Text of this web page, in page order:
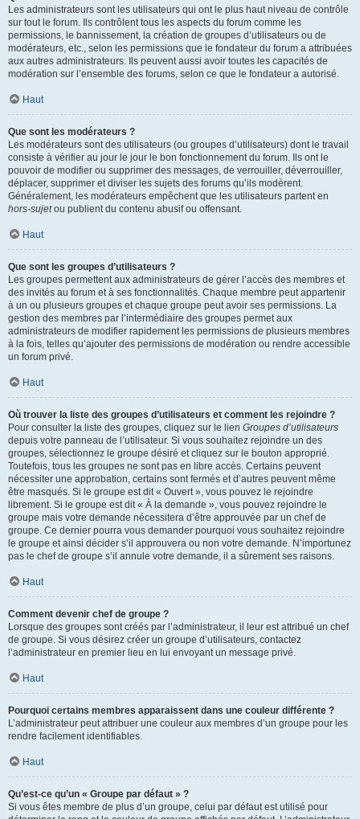
Les administrateurs sont les utilisateurs qui ont le plus haut niveau de contrôle
sur tout le forum. Ils contrôlent tous les aspects du forum comme les
permissions, le bannissement, la création de groupes d’utilisateurs ou de
modérateurs, etc., selon les permissions que le fondateur du forum a attribuées
aux autres administrateurs. Ils peuvent aussi avoir toutes les capacités de
modération sur l’ensemble des forums, selon ce que le fondateur a autorisé.
Haut
Que sont les modérateurs ?
Les modérateurs sont des utilisateurs (ou groupes d’utilisateurs) dont le travail
consiste à vérifier au jour le jour le bon fonctionnement du forum. Ils ont le
pouvoir de modifier ou supprimer des messages, de verrouiller, déverrouiller,
déplacer, supprimer et diviser les sujets des forums qu’ils modèrent.
Généralement, les modérateurs empêchent que les utilisateurs partent en
hors-sujetou publient du contenu abusif ou offensant.
Haut
Que sont les groupes d’utilisateurs ?
Les groupes permettent aux administrateurs de gérer l’accès des membres et
des invités au forum et à ses fonctionnalités. Chaque membre peut appartenir
à un ou plusieurs groupes et chaque groupe peut avoir ses permissions. La
gestion des membres par l’intermédiaire des groupes permet aux
administrateurs de modifier rapidement les permissions de plusieurs membres
à la fois, telles qu’ajouter des permissions de modération ou rendre accessible
un forum privé.
Haut
Où trouver la liste des groupes d’utilisateurs et comment les rejoindre ?
Pour consulter la liste des groupes, cliquez sur le lien Groupes d’utilisateurs
depuis votre panneau de l’utilisateur. Si vous souhaitez rejoindre un des
groupes, sélectionnez le groupe désiré et cliquez sur le bouton approprié.
Toutefois, tous les groupes ne sont pas en libre accès. Certains peuvent
nécessiter une approbation, certains sont fermés et d’autres peuvent même
être masqués. Si le groupe est dit « Ouvert », vous pouvez le rejoindre
librement. Si le groupe est dit « À la demande », vous pouvez rejoindre le
groupe mais votre demande nécessitera d’être approuvée par un chef de
groupe. Ce dernier pourra vous demander pourquoi vous souhaitez rejoindre
le groupe et ainsi décider s’il approuvera ou non votre demande. N’importunez
pas le chef de groupe s’il annule votre demande, il a sûrement ses raisons.
Haut
Comment devenir chef de groupe ?
Lorsque des groupes sont créés par l’administrateur, il leur est attribué un chef
de groupe. Si vous désirez créer un groupe d’utilisateurs, contactez
l’administrateur en premier lieu en lui envoyant un message privé.
Haut
Pourquoi certains membres apparaissent dans une couleur différente ?
L’administrateur peut attribuer une couleur aux membres d’un groupe pour les
rendre facilement identifiables.
Haut
Qu’est-ce qu’un « Groupe par défaut » ?
Si vous êtes membre de plus d’un groupe, celui par défaut est utilisé pour